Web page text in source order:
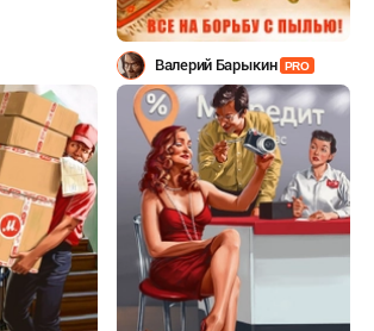
Валерий Барыкин PRO